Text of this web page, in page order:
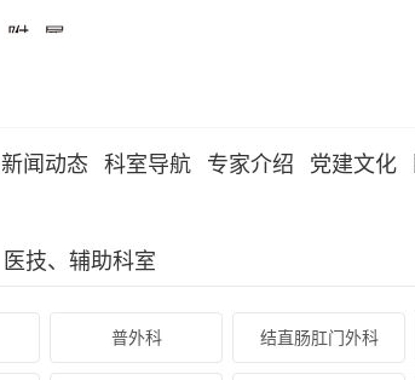
新闻动态 科室导航 专家介绍 党建文化
医技、辅助科室
普外科 结直肠肛门外科